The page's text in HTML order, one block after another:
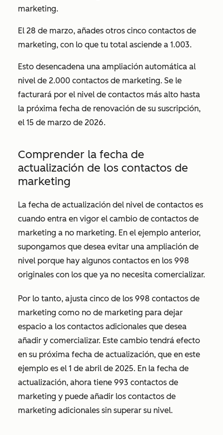
marketing.
El 28 de marzo, añades otros cinco contactos de
marketing, con lo que tu total asciende a 1.003.
Esto desencadena una ampliación automática al
nivel de 2.000 contactos de marketing. Se le
facturará por el nivel de contactos más alto hasta
la próxima fecha de renovación de su suscripción,
el 15 de marzo de 2026.
Comprender la fecha de
actualización de los contactos de
marketing
La fecha de actualización del nivel de contactos es
cuando entra en vigor el cambio de contactos de
marketing a no marketing. En el ejemplo anterior,
supongamos que desea evitar una ampliación de
nivel porque hay algunos contactos en los 998
originales con los que ya no necesita comercializar.
Por lo tanto, ajusta cinco de los 998 contactos de
marketing como no de marketing para dejar
espacio a los contactos adicionales que desea
añadir y comercializar. Este cambio tendrá efecto
en su próxima fecha de actualización, que en este
ejemplo es el 1 de abril de 2025. En la fecha de
actualización, ahora tiene 993 contactos de
marketing y puede añadir los contactos de
marketing adicionales sin superar su nivel.